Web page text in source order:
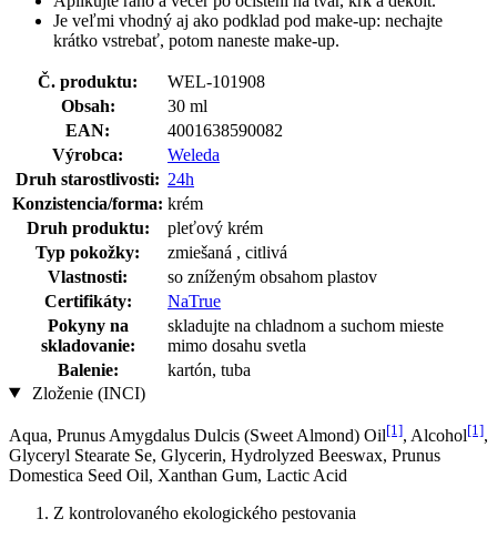
Je veľmi vhodný aj ako podklad pod make-up: nechajte
krátko vstrebať, potom naneste make-up.
Č. produktu:
WEL-101908
Obsah:
30 ml
EAN:
4001638590082
Výrobca:
Weleda
Druh starostlivosti: 24h
Konzistencia/forma: krém
Druh produktu:
pleťový krém
Typ pokožky:
zmiešaná , citlivá
Vlastnosti:
so zníženým obsahom plastov
Certifikáty:
NaTrue
Pokyny na
skladovanie:
skladujte na chladnom a suchom mieste
mimo dosahu svetla
Balenie:
kartón, tuba
Zloženie (INCI)
Aqua, Prunus Amygdalus Dulcis (Sweet Almond) Oil[1], Alcohol[1],
Glyceryl Stearate Se, Glycerin, Hydrolyzed Beeswax, Prunus
Domestica Seed Oil, Xanthan Gum, Lactic Acid
Z kontrolovaného ekologického pestovania